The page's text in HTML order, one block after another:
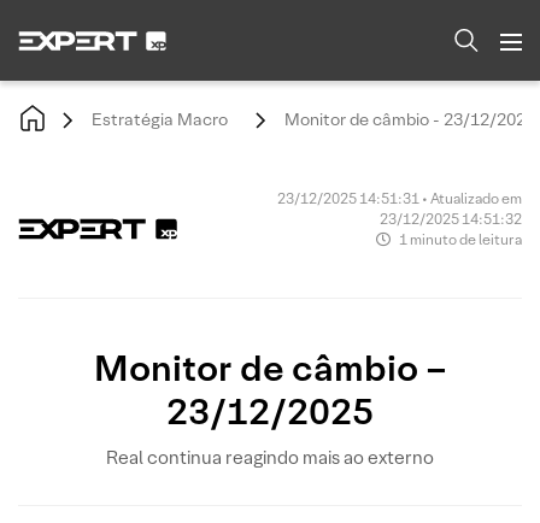
Estratégia Macro Monitor de câmbio - 23/12/2025
23/12/2025 14:51:31 • Atualizado em
23/12/2025 14:51:32
1 minuto de leitura
Monitor de câmbio –
23/12/2025
Real continua reagindo mais ao externo